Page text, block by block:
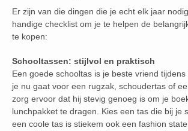
Er zijn van die dingen die je echt elk jaar
handige checklist om je te helpen de
te kopen:
Schooltassen: stijlvol en praktisch
Een goede schooltas is je beste vriend
je nu gaat voor een rugzak, schoudertas of
zorg ervoor dat hij stevig genoeg is om je
lunchpakket te dragen. Kies een tas die bij je
een coole tas is stiekem ook een fashion